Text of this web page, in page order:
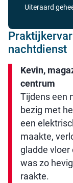
Uiteraard
nachtdienst
Kevin,
centrum
Tijdens een
bezig met
een
maakte,
gladde vloer
was zo
raakte.